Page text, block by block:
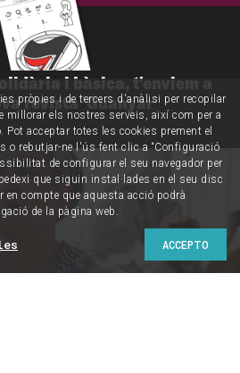
i bàsica, t'enviem a
revista 'Guanyar'
pròpies i de tercers d'anàlisi per recopilar
els nostres serveis, així com per a
Pot acceptar totes les cookies prement el
o rebutjar-ne l'ús fent clic a “Configuració
de configurar el seu navegador per
que siguin instal·lades en el seu disc
en compte que aquesta acció podrà
de la pàgina web.
ACCEPTO